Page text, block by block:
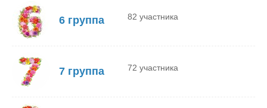
6 группа 82 участника
7 группа 72 участника